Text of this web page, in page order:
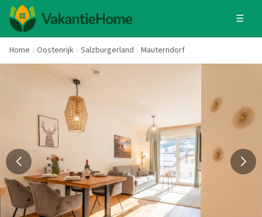
☰
Home Oostenrijk Salzburgerland Mauterndorf